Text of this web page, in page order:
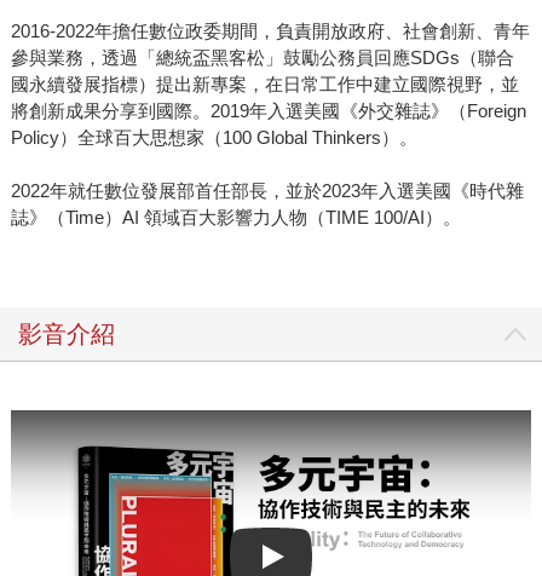
2016-2022年擔任數位政委期間，負責開放政府、社會創新、青年
參與業務，透過「總統盃黑客松」鼓勵公務員回應SDGs（聯合
國永續發展指標）提出新專案，在日常工作中建立國際視野，並
將創新成果分享到國際。2019年入選美國《外交雜誌》（Foreign
Policy）全球百大思想家（100 Global Thinkers）。
2022年就任數位發展部首任部長，並於2023年入選美國《時代雜
誌》（Time）AI 領域百大影響力人物（TIME 100/AI）。
影音介紹
Play video